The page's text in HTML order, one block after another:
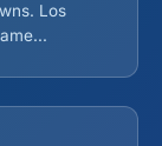
Los